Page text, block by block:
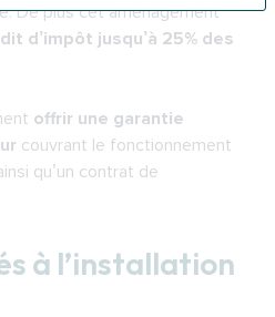
De plus cet aménagement
d’impôt jusqu’à 25% des
offrir une garantie
couvrant le fonctionnement
qu’un contrat de
à l’installation